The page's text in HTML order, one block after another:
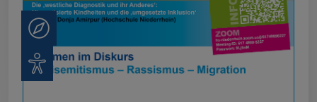
Beratung
Barrierefreiheit